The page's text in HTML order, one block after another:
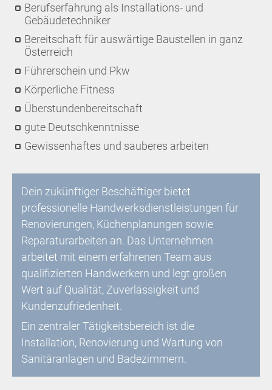
Berufserfahrung als Installations- und
Gebäudetechniker
Bereitschaft für auswärtige Baustellen in ganz
Österreich
Führerschein und Pkw
Körperliche Fitness
Überstundenbereitschaft
gute Deutschkenntnisse
Gewissenhaftes und sauberes arbeiten
Dein zukünftiger Beschäftiger bietet
professionelle Handwerksdienstleistungen für
Renovierungen, Küchenplanungen sowie
Reparaturarbeiten an. Das Unternehmen
arbeitet mit einem erfahrenen Team aus
qualifizierten Handwerkern und legt großen
Wert auf Qualität, Zuverlässigkeit und
Kundenzufriedenheit.
Ein zentraler Tätigkeitsbereich ist die
Installation, Renovierung und Wartung von
Sanitäranlagen und Badezimmern.